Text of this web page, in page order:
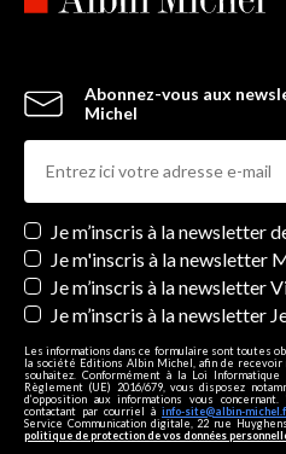
Abonnez-vous aux
Michel
Newsletters
Je m’inscris à la newsletter
Je m'inscris à la newsletter
Je m’inscris à la newsletter
Je m’inscris à la newsletter
Les informations dans ce formulaire sont toutes
la société Editions Albin Michel, afin de
souhaitez. Conformément à la Loi
Règlement (UE) 2016/679, vous disposez
d’opposition aux informations vous
contactant par courriel à info-site@albin-
Service Communication digitale, 22 rue
politique de protection de vos données